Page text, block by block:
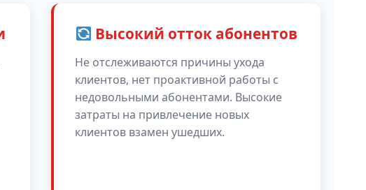
Высокий отток абонентов
Не отслеживаются причины ухода
клиентов, нет проактивной работы с
недовольными абонентами. Высокие
затраты на привлечение новых
клиентов взамен ушедших.